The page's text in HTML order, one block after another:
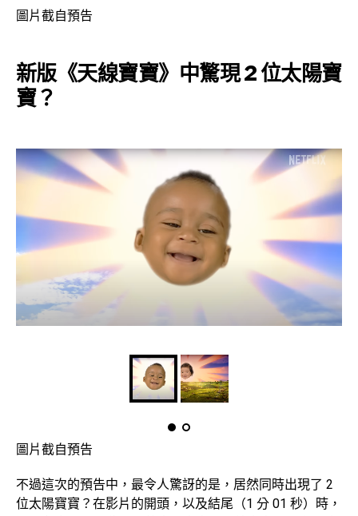
圖片截自預告
新版《天線寶寶》中驚現 2 位太陽寶
寶？
圖片截自預告
不過這次的預告中，最令人驚訝的是，居然同時出現了 2
位太陽寶寶？在影片的開頭，以及結尾（1 分 01 秒）時，